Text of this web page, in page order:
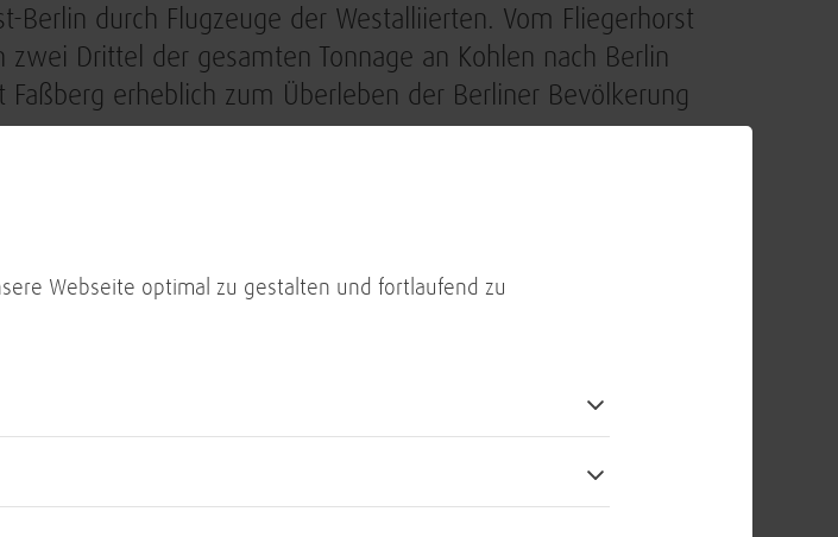
Webseite optimal zu gestalten und fortlaufend zu
Berlin durch Flugzeuge der Westalliierten. Vom Fliegerhorst
zwei Drittel der gesamten Tonnage an Kohlen nach Berlin
erheblich zum Überleben der Berliner Bevölkerung
Verteidigungsminister Boris Pistorius. Während seines
Stationen auf dem Gelände hielt der Minister eine
in ihrer Präsentation auch aktuelle sicherheitspolitische